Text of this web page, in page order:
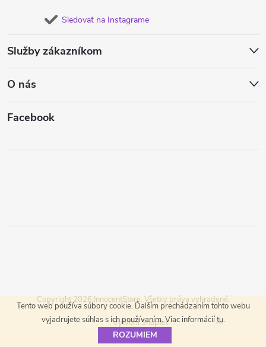
Tento web používa súbory cookie. Ďalším prechádzaním tohto webu
vyjadrujete súhlas s ich používaním. Viac informáciítu.
ROZUMIEM
Sledovať na Instagrame
Služby zákazníkom
O nás
Facebook
Vytvoril Shoptet
Copyright 2026 InnocentStore. Všetky práva vyhradené.